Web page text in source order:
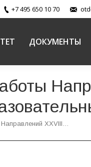
+7 495 650 10 70
ДОКУМЕНТЫ
XXVIII…